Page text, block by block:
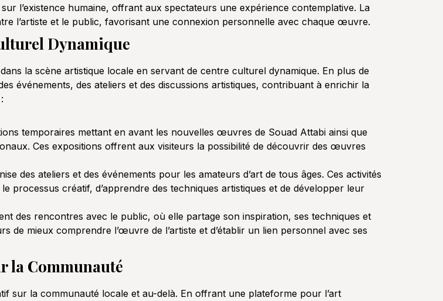
l’existence humaine, offrant aux spectateurs une expérience contemplative. La
l’artiste et le public, favorisant une connexion personnelle avec chaque œuvre.
Dynamique
la scène artistique locale en servant de centre culturel dynamique. En plus de
événements, des ateliers et des discussions artistiques, contribuant à enrichir la
temporaires mettant en avant les nouvelles œuvres de Souad Attabi ainsi que
Ces expositions offrent aux visiteurs la possibilité de découvrir des œuvres
des ateliers et des événements pour les amateurs d’art de tous âges. Ces activités
processus créatif, d’apprendre des techniques artistiques et de développer leur
des rencontres avec le public, où elle partage son inspiration, ses techniques et
de mieux comprendre l’œuvre de l’artiste et d’établir un lien personnel avec ses
la Communauté
sur la communauté locale et au-delà. En offrant une plateforme pour l’art